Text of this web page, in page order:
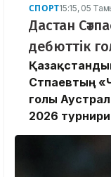
СПОРТ15:15, 05
Дастан
дебюттік
Сәтпаевтың
голы
2026